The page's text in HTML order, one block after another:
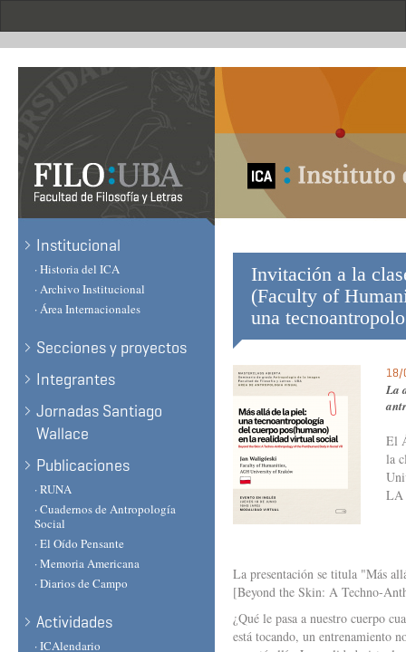
Institucional
· Historia del ICA
· Archivo Institucional
· Área Internacionales
Secciones y proyectos
Integrantes
Jornadas Santiago
Wallace
Publicaciones
· RUNA
· Cuadernos de Antropología
Social
· El Oído Pensante
· Memoria Americana
· Diarios de Campo
Actividades
· ICAlendario
Invitación a la
(Faculty of
una
18/
La
El
la
LA
La presentación se titula "Más
[Beyond the Skin: A Techno-
¿Qué le pasa a nuestro cuerpo
está tocando, un entrenamiento